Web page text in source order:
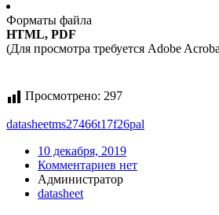
Форматы файла
HTML, PDF
(Для просмотра требуется Adobe
Просмотрено: 297
datasheetms27466t17f26pal
10 декабря, 2019
Комментариев нет
Администратор
datasheet